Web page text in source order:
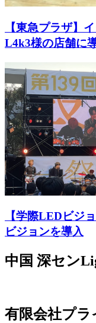
【東急プラザ】
L4k3様の店舗に
【学際LEDビジ
ビジョンを導入
中国 深セン
有限会社プ